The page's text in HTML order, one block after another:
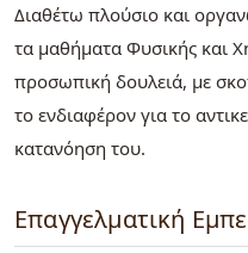
Διαθέτω πλούσιο και
τα μαθήματα Φυσικής και
προσωπική δουλειά, με
το ενδιαφέρον για το
κατανόηση του.
Επαγγελματική